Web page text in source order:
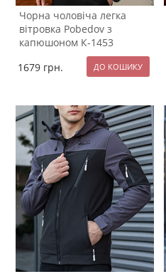
Чорна чоловіча легка
вітровка Pobedov з
капюшоном К-1453
1679 грн.